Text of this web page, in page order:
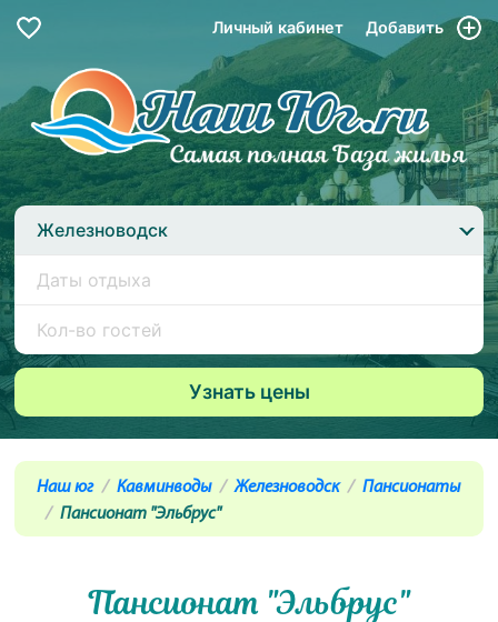
Личный кабинет Добавить
Железноводск
Наш юг Кавминводы Железноводск
Пансионаты
Пансионат "Эльбрус"
Пансионат "Эльбрус"